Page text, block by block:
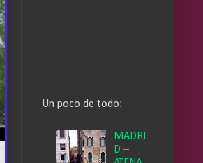
Un poco de todo:
MADRI
D –